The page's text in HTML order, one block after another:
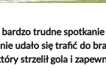
trudne
udało się trafić do
strzelił gola i